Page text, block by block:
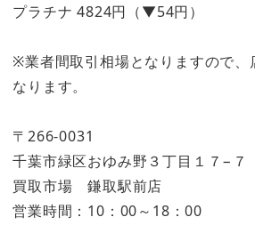
プラチナ 4824円（▼54円）
※業者間取引相場となりますので、
なります。
〒266-0031
千葉市緑区おゆみ野３丁目１７−７
買取市場 鎌取駅前店
営業時間：10：00～18：00